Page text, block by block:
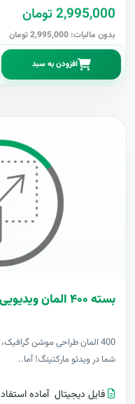
2,995,000 تومان
بدون مالیات: 2,995,000 تومان
افزودن به سبد
بسته ۴۰۰ المان ویدیویی شاپیکس موشن گرافیک
400 المان طراحی موشن
شما در ویدئو مارکتینگ! آما..
فایل دیجیتال آماده